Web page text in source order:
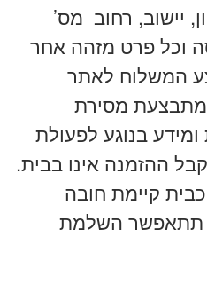
יישוב, רחוב מס’
וכל פרט מזהה אחר
המשלוח לאתר
מתבצעת מסירת
בנוגע לפעולת
ההזמנה אינו בבית.
קיימת חובה
תתאפשר השלמת